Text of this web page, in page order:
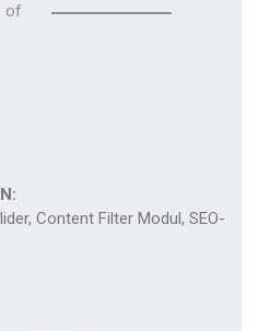
of
Content Filter Modul, SEO-